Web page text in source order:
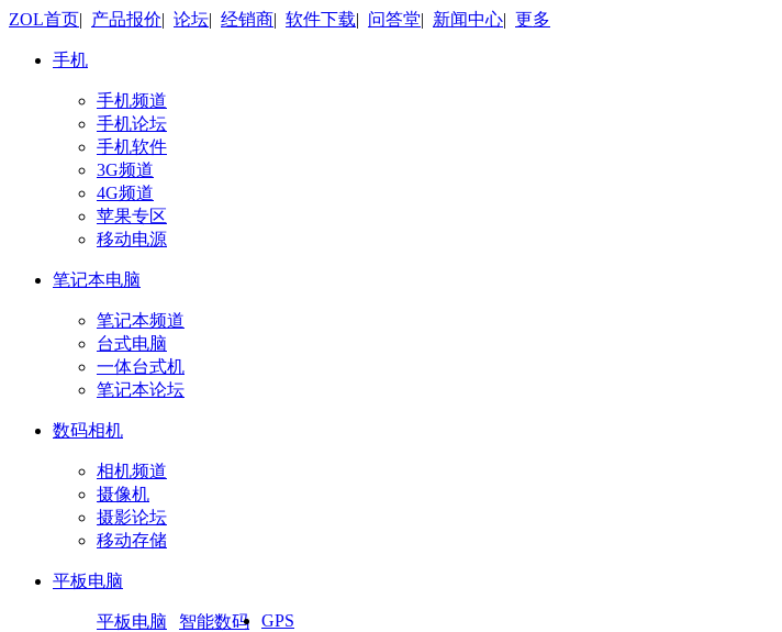
ZOL首页| 产品报价| 论坛| 经销商| 软件下载| 问答堂| 新闻中心| 更多
手机
手机频道
手机论坛
手机软件
3G频道
4G频道
苹果专区
移动电源
笔记本电脑
笔记本频道
台式电脑
一体台式机
笔记本论坛
数码相机
相机频道
摄像机
摄影论坛
移动存储
平板电脑
平板电脑
智能数码
GPS